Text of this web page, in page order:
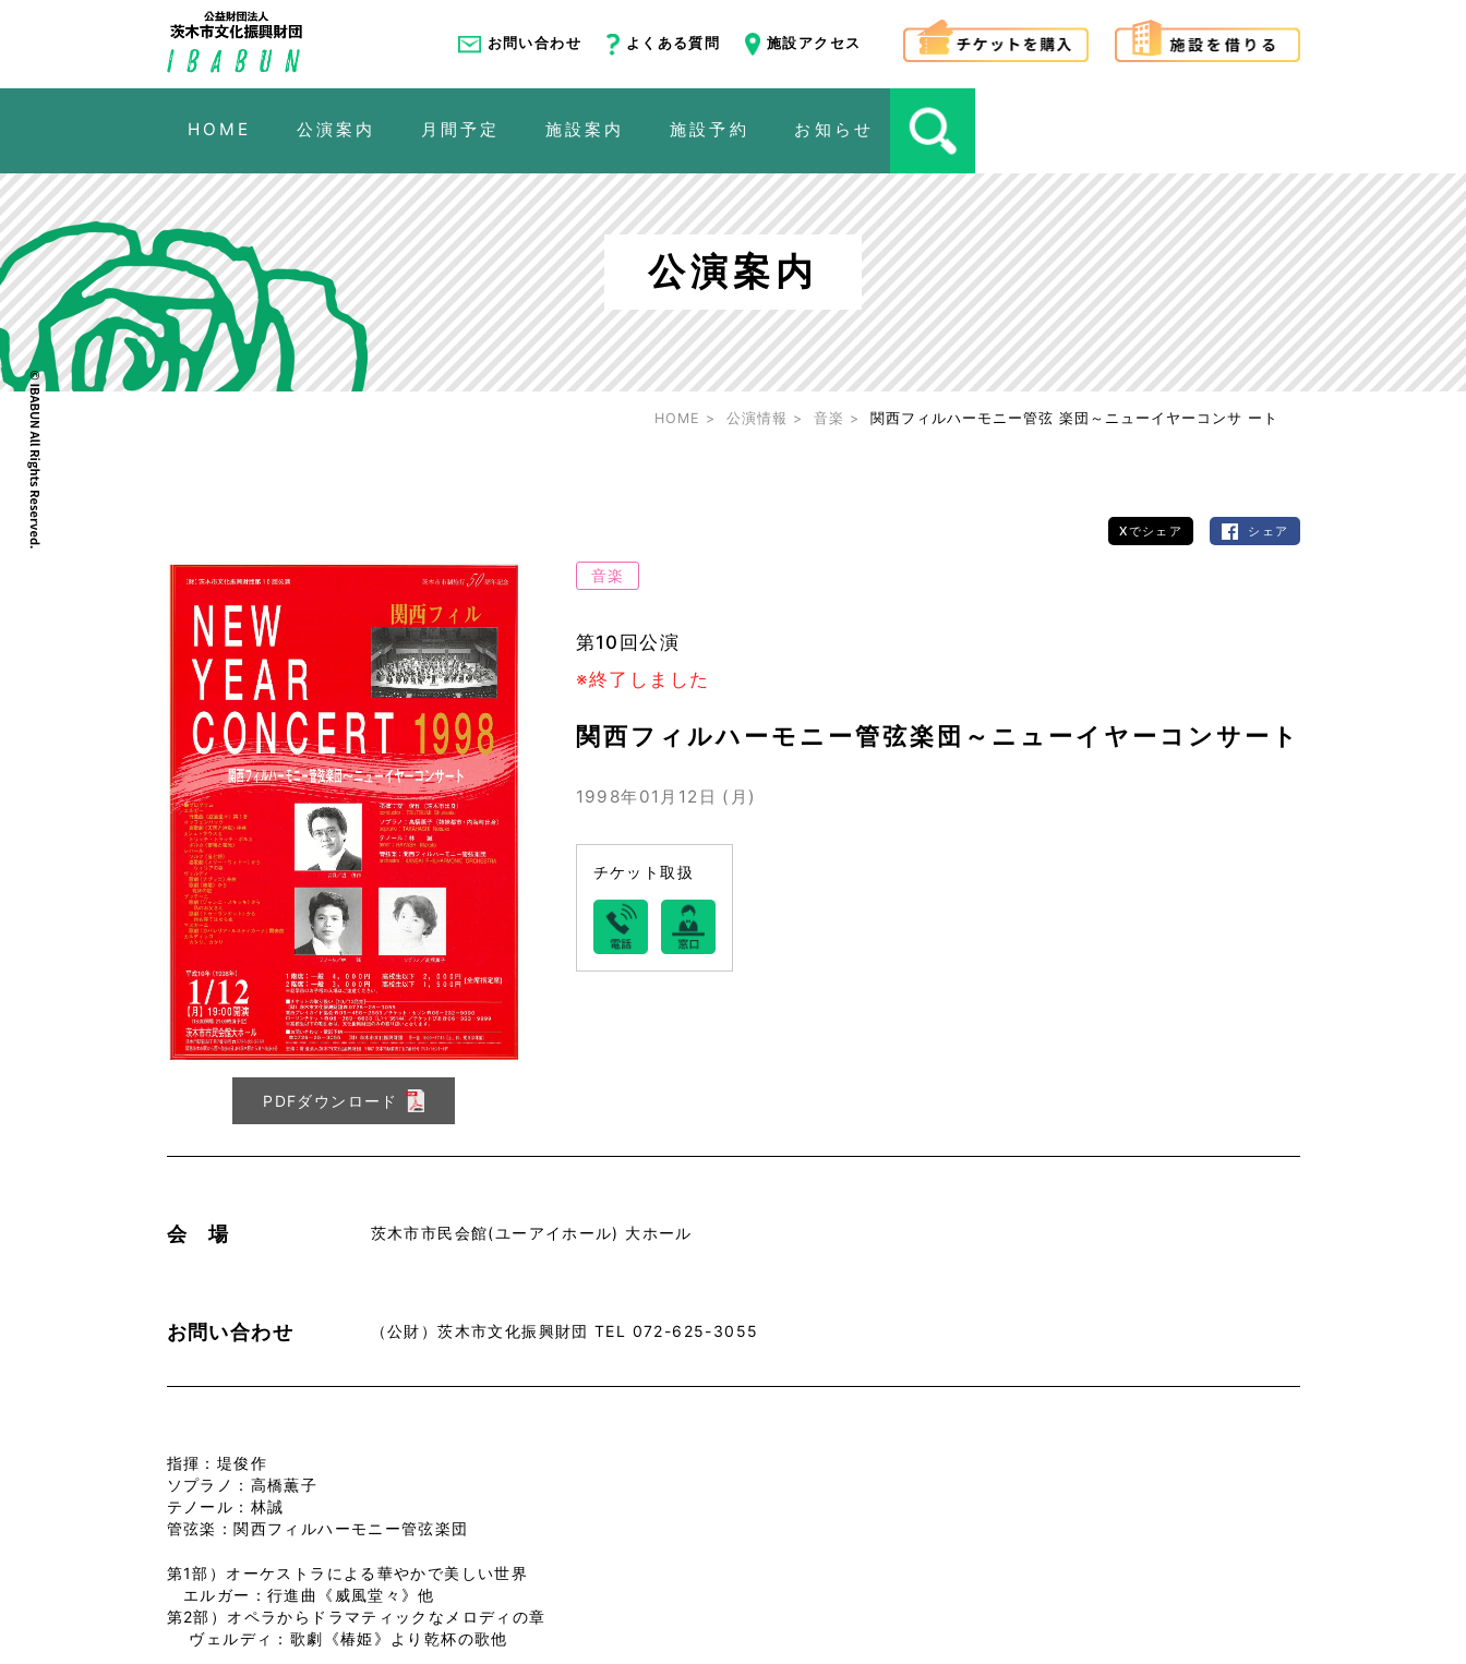
お問い合わせ よくある質問 施設アクセス
HOME 公演案内 月間予定 施設案内 施設予約 お知らせ
公演案内
HOME 公演情報 音楽 関西フィルハーモニー管弦 楽団～ニューイヤーコンサ ート
Xでシェア シェア
PDFダウンロード
音楽
第10回公演
※終了しました
関西フィルハーモニー管弦楽団～ニューイヤーコンサート
1998年01月12日 (月)
チケット取扱
会 場 茨木市市民会館(ユーアイホール) 大ホール
お問い合わせ （公財）茨木市文化振興財団 TEL 072-625-3055
指揮：堤俊作
ソプラノ：高橋薫子
テノール：林誠
管弦楽：関西フィルハーモニー管弦楽団
第1部）オーケストラによる華やかで美しい世界
エルガー：行進曲《威風堂々》他
第2部）オペラからドラマティックなメロディの章
ヴェルディ：歌劇《椿姫》より乾杯の歌他